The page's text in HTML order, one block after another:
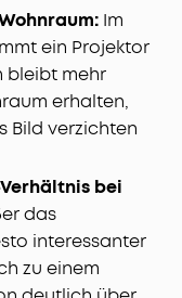
Im
ein Projektor
bleibt mehr
erhalten,
Bild verzichten
bei
das
interessanter
zu einem